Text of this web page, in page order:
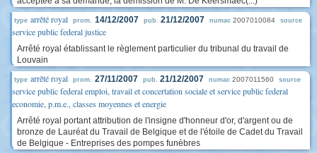
type arrêté royal prom. 14/12/2007 pub. 21/12/2007 numac 2007010084 source
service public federal justice
Arrêté royal établissant le règlement particulier du tribunal du travail de
Louvain
type arrêté royal prom. 27/11/2007 pub. 21/12/2007 numac 2007011560 source
service public federal emploi, travail et concertation sociale et service public federal
economie, p.m.e., classes moyennes et energie
Arrêté royal portant attribution de l'insigne d'honneur d'or, d'argent ou de
bronze de Lauréat du Travail de Belgique et de l'étoile de Cadet du Travail
de Belgique - Entreprises des pompes funèbres